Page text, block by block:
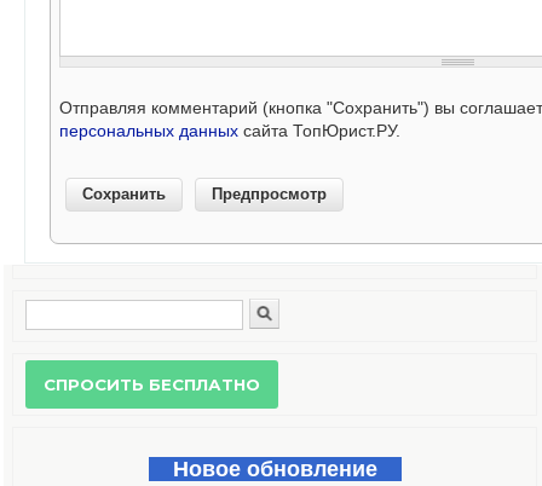
Отправляя комментарий (кнопка "Сохранить") вы
персональных данных сайта ТопЮрист.РУ.
Форма поиска
Новое обновление